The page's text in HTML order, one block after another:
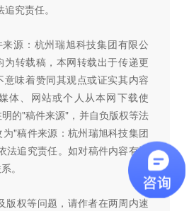
究责任。
源：杭州瑞旭科技集团有限公
转载稿，本网转载出于传递更
意味着赞同其观点或证实其内容
体、网站或个人从本网下载使
的"稿件来源"，并自负版权等法
"稿件来源：杭州瑞旭科技集团
法追究责任。如对稿件内容有疑
。
权等问题，请作者在两周内速